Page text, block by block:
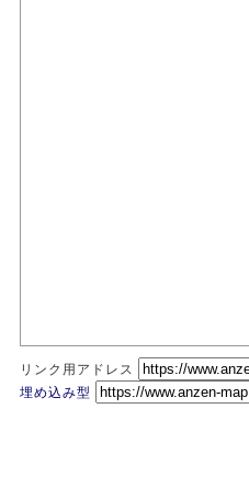
リンク用アドレス
埋め込み型